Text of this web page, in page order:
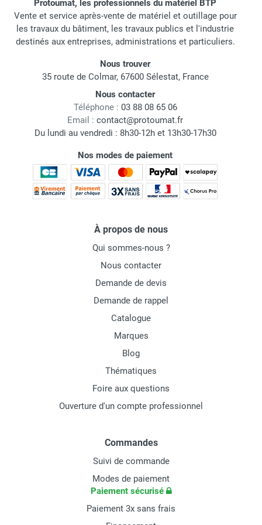
Protoumat, les professionnels du matériel BTP
Vente et service après-vente de matériel et outillage pour
les travaux du bâtiment, les travaux publics et l'industrie
destinés aux entreprises, administrations et particuliers.
Nous trouver
35 route de Colmar, 67600 Sélestat, France
Nous contacter
Téléphone : 03 88 08 65 06
Email : contact@protoumat.fr
Du lundi au vendredi : 8h30-12h et 13h30-17h30
Nos modes de paiement
À propos de nous
Qui sommes-nous ?
Nous contacter
Demande de devis
Demande de rappel
Catalogue
Marques
Blog
Thématiques
Foire aux questions
Ouverture d'un compte professionnel
Commandes
Suivi de commande
Modes de paiement
Paiement sécurisé
Paiement 3x sans frais